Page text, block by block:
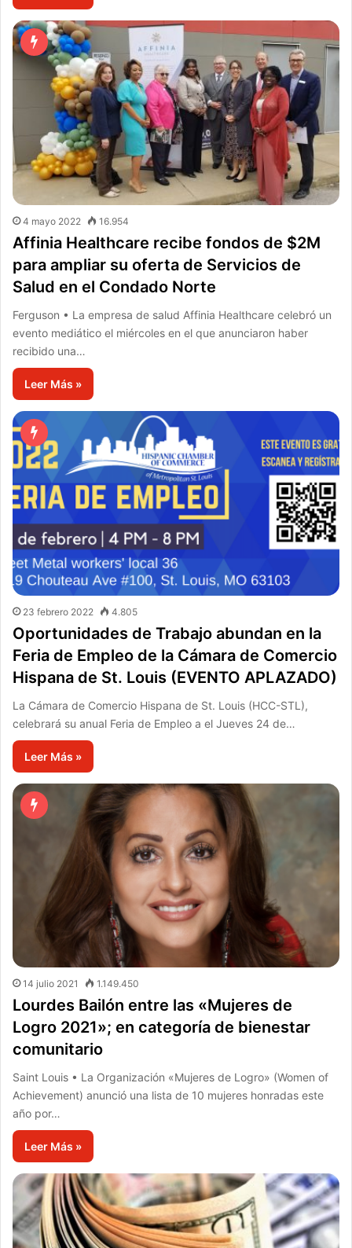
4 mayo 2022 16.954
Affinia Healthcare recibe fondos de $2M
para ampliar su oferta de Servicios de
Salud en el Condado Norte
Ferguson • La empresa de salud Affinia Healthcare celebró un
evento mediático el miércoles en el que anunciaron haber
recibido una…
Leer Más »
23 febrero 2022 4.805
Oportunidades de Trabajo abundan en la
Feria de Empleo de la Cámara de Comercio
Hispana de St. Louis (EVENTO APLAZADO)
La Cámara de Comercio Hispana de St. Louis (HCC-STL),
celebrará su anual Feria de Empleo a el Jueves 24 de…
Leer Más »
14 julio 2021 1.149.450
Lourdes Bailón entre las «Mujeres de
Logro 2021»; en categoría de bienestar
comunitario
Saint Louis • La Organización «Mujeres de Logro» (Women of
Achievement) anunció una lista de 10 mujeres honradas este
año por…
Leer Más »